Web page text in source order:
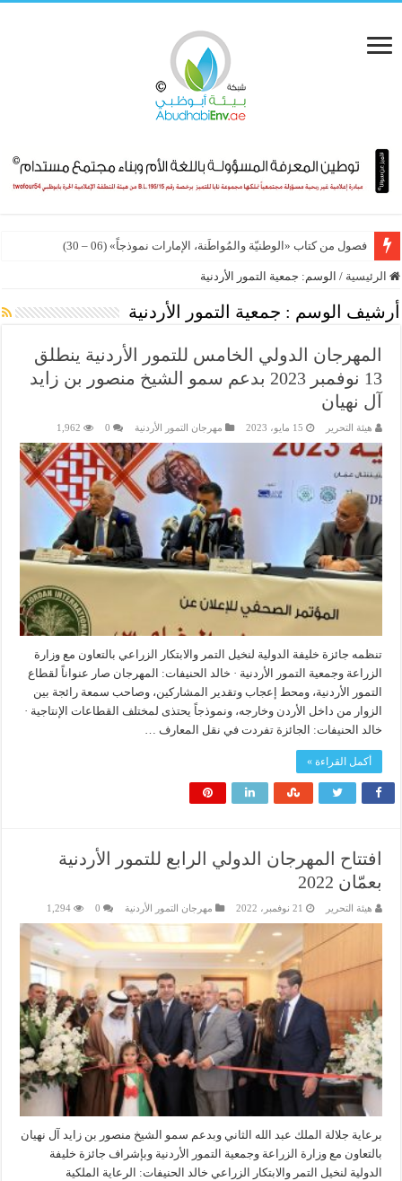
فصول من كتاب «الوطنيّة والمُواطَنة، الإمارات نموذجاً» (06 – 30)
الدوحة تحتضن المؤتمر العلمي الدولي الرابع للمسؤولية المجتمعية 2026
الرئيسية / الوسم: جمعية التمور الأردنية
أرشيف الوسم : جمعية التمور الأردنية
المهرجان الدولي الخامس للتمور الأردنية ينطلق
13 نوفمبر 2023 بدعم سمو الشيخ منصور بن زايد
آل نهيان
هيئة التحرير 15 مايو، 2023 مهرجان التمور الأردنية 0
1,962
تنظمه جائزة خليفة الدولية لنخيل التمر والابتكار الزراعي بالتعاون مع وزارة
الزراعة وجمعية التمور الأردنية · خالد الحنيفات: المهرجان صار عنواناً لقطاع
التمور الأردنية، ومحط إعجاب وتقدير المشاركين، وصاحب سمعة رائجة بين
الزوار من داخل الأردن وخارجه، ونموذجاً يحتذى لمختلف القطاعات الإنتاجية ·
خالد الحنيفات: الجائزة تفردت في نقل المعارف …
أكمل القراءة »
افتتاح المهرجان الدولي الرابع للتمور الأردنية
بعمّان 2022
هيئة التحرير 21 نوفمبر، 2022 مهرجان التمور الأردنية 0
1,294
برعاية جلالة الملك عبد الله الثاني وبدعم سمو الشيخ منصور بن زايد آل نهيان
بالتعاون مع وزارة الزراعة وجمعية التمور الأردنية وبإشراف جائزة خليفة
الدولية لنخيل التمر والابتكار الزراعي خالد الحنيفات: الرعاية الملكية